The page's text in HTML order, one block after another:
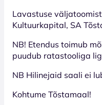
Lavastuse
Kultuurkapital, SA
NB! Etendus toimub
puudub ratastooliga
NB Hilinejaid saali ei
Kohtume Tõstamaal!